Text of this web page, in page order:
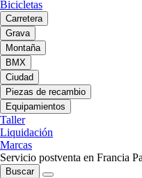
Bicicletas
Carretera
Grava
Montaña
BMX
Ciudad
Piezas de recambio
Equipamientos
Taller
Liquidación
Marcas
Servicio postventa en Francia
Buscar